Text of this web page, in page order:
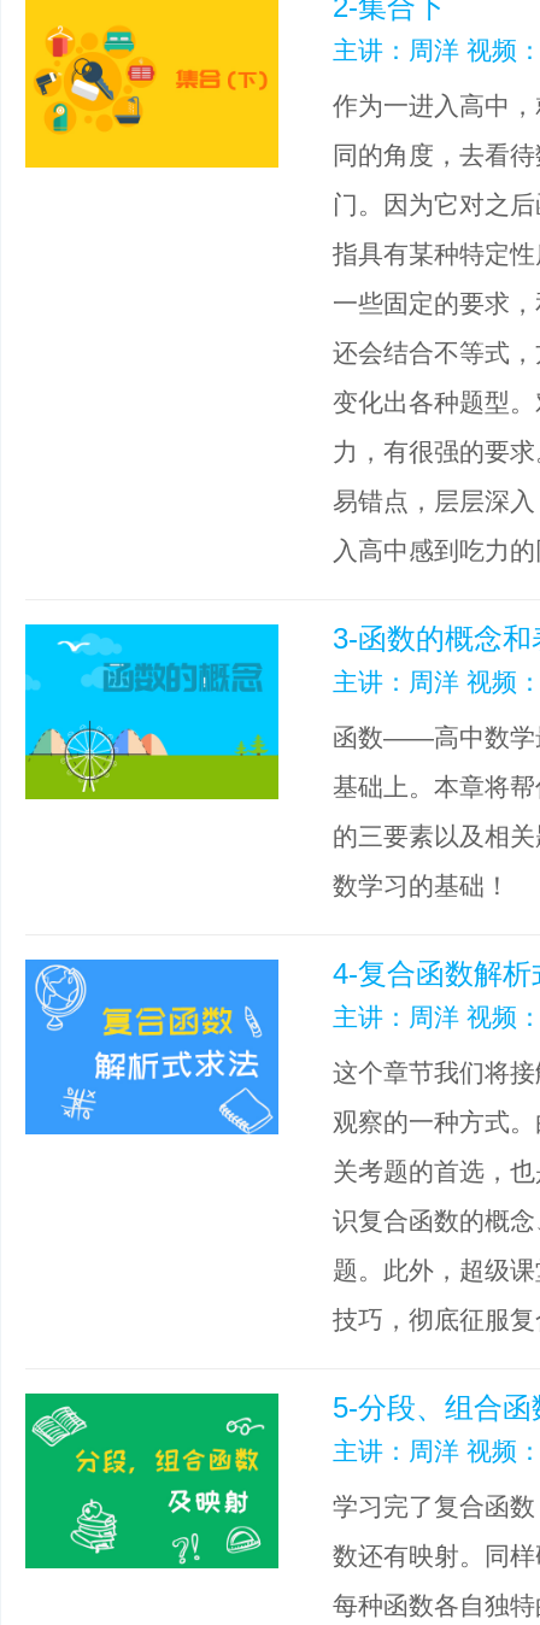
2-集合下
主讲：周洋 视频
作为一进入高中
同的角度，去看
门。因为它对之
指具有某种特定
一些固定的要求
还会结合不等式
变化出各种题型
力，有很强的要
易错点，层层深
入高中感到吃力
3-函数的概念和
主讲：周洋 视频
函数——高中数学
基础上。本章将
的三要素以及相
数学习的基础！
4-复合函数解析
主讲：周洋 视频
这个章节我们将
观察的一种方式
关考题的首选，
识复合函数的概
题。此外，超级
技巧，彻底征服
5-分段、组合
主讲：周洋 视频
学习完了复合函
数还有映射。同
每种函数各自独